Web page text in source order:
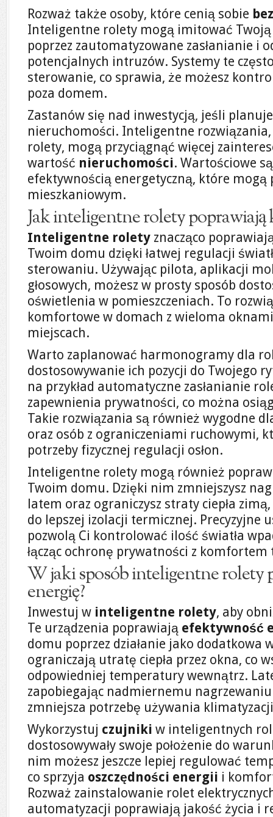
Rozważ także osoby, które cenią sobie
Inteligentne rolety mogą imitować
poprzez zautomatyzowane zasłanianie i
potencjalnych intruzów. Systemy te
sterowanie, co sprawia, że możesz
poza domem.
Zastanów się nad inwestycją, jeśli
nieruchomości. Inteligentne
rolety, mogą przyciągnąć więcej
wartość nieruchomości. Wartościowe
efektywnością energetyczną, które
mieszkaniowym.
Jak inteligentne rolety
Inteligentne rolety znacząco
Twoim domu dzięki łatwej regulacji
sterowaniu. Używając pilota, aplikacji
głosowych, możesz w prosty sposób
oświetlenia w pomieszczeniach. To
komfortowe w domach z wieloma
miejscach.
Warto zaplanować harmonogramy dla
dostosowywanie ich pozycji do Twojego
na przykład automatyczne zasłanianie
zapewnienia prywatności, co można
Takie rozwiązania są również wygodne
oraz osób z ograniczeniami ruchowymi,
potrzeby fizycznej regulacji osłon.
Inteligentne rolety mogą również
Twoim domu. Dzięki nim zmniejszysz
latem oraz ograniczysz straty ciepła
do lepszej izolacji termicznej. Precyzyjne
pozwolą Ci kontrolować ilość światła
łącząc ochronę prywatności z
W jaki sposób inteligentne rolety
energię?
Inwestuj w inteligentne rolety, aby
Te urządzenia poprawiają efektywność
domu poprzez działanie jako dodatkowa
ograniczają utratę ciepła przez okna, co
odpowiedniej temperatury wewnątrz.
zapobiegając nadmiernemu nagrzewaniu
zmniejsza potrzebę używania
Wykorzystuj czujniki w inteligentnych
dostosowywały swoje położenie do
nim możesz jeszcze lepiej regulować
co sprzyja oszczędności energii i
Rozważ zainstalowanie rolet
automatyzacji poprawiają jakość życia i